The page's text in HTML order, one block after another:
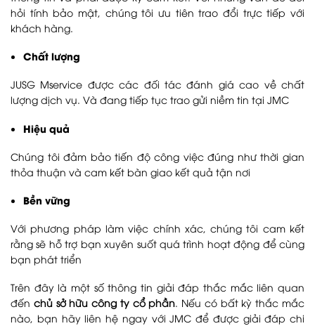
hỏi tính bảo mật, chúng tôi ưu tiên trao đổi trực tiếp với
khách hàng.
Chất lượng
JUSG Mservice được các đối tác đánh giá cao về chất
lượng dịch vụ. Và đang tiếp tục trao gửi niềm tin tại JMC
Hiệu quả
Chúng tôi đảm bảo tiến độ công việc đúng như thời gian
thỏa thuận và cam kết bàn giao kết quả tận nơi
Bền vững
Với phương pháp làm việc chính xác, chúng tôi cam kết
rằng sẽ hỗ trợ bạn xuyên suốt quá trình hoạt động để cùng
bạn phát triển
Trên đây là một số thông tin giải đáp thắc mắc liên quan
đến chủ sở hữu công ty cổ phần. Nếu có bất kỳ thắc mắc
nào, bạn hãy liên hệ ngay với JMC để được giải đáp chi